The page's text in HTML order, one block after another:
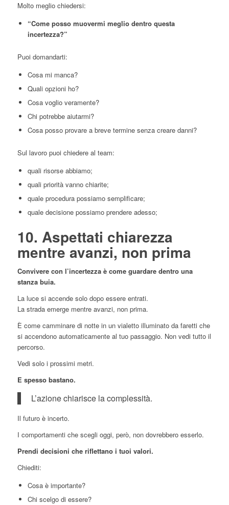
Molto meglio chiedersi:
“Come posso muovermi meglio dentro questa
incertezza?”
Puoi domandarti:
Cosa mi manca?
Quali opzioni ho?
Cosa voglio veramente?
Chi potrebbe aiutarmi?
Cosa posso provare a breve termine senza creare danni?
Sul lavoro puoi chiedere al team:
quali risorse abbiamo;
quali priorità vanno chiarite;
quale procedura possiamo semplificare;
quale decisione possiamo prendere adesso;
10. Aspettati chiarezza
mentre avanzi, non prima
Convivere con l’incertezza è come guardare dentro una
stanza buia.
La luce si accende solo dopo essere entrati.
La strada emerge mentre avanzi, non prima.
È come camminare di notte in un vialetto illuminato da faretti che
si accendono automaticamente al tuo passaggio. Non vedi tutto il
percorso.
Vedi solo i prossimi metri.
E spesso bastano.
L’azione chiarisce la complessità.
Il futuro è incerto.
I comportamenti che scegli oggi, però, non dovrebbero esserlo.
Prendi decisioni che riflettano i tuoi valori.
Chiediti:
Cosa è importante?
Chi scelgo di essere?